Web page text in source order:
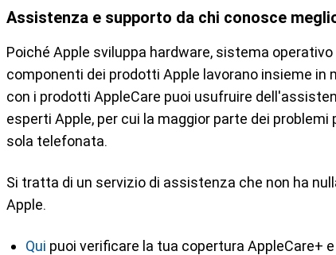
Assistenza e supporto da chi conosce
Poiché Apple sviluppa hardware, sistema
componenti dei prodotti Apple lavorano insieme in
con i prodotti AppleCare puoi usufruire
esperti Apple, per cui la maggior parte dei
sola telefonata.
Si tratta di un servizio di assistenza che non ha
Apple.
Qui puoi verificare la tua copertura AppleCare+